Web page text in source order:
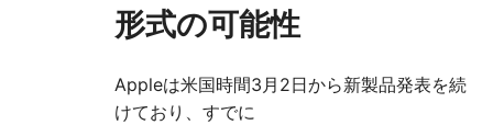
形式の可能性
Appleは米国時間3月2日から新製品発表を続
けており、すでに